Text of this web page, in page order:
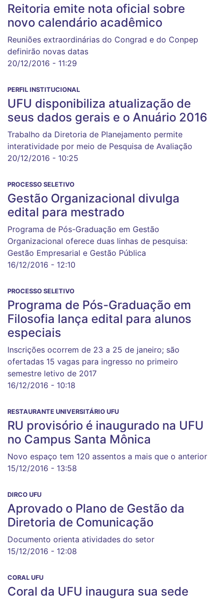
Reitoria emite nota oficial sobre
novo calendário acadêmico
Reuniões extraordinárias do Congrad e do Conpep
definirão novas datas
20/12/2016 - 11:29
PERFIL INSTITUCIONAL
UFU disponibiliza atualização de
seus dados gerais e o Anuário 2016
Trabalho da Diretoria de Planejamento permite
interatividade por meio de Pesquisa de Avaliação
20/12/2016 - 10:25
PROCESSO SELETIVO
Gestão Organizacional divulga
edital para mestrado
Programa de Pós-Graduação em Gestão
Organizacional oferece duas linhas de pesquisa:
Gestão Empresarial e Gestão Pública
16/12/2016 - 12:10
PROCESSO SELETIVO
Programa de Pós-Graduação em
Filosofia lança edital para alunos
especiais
Inscrições ocorrem de 23 a 25 de janeiro; são
ofertadas 15 vagas para ingresso no primeiro
semestre letivo de 2017
16/12/2016 - 10:18
RESTAURANTE UNIVERSITÁRIO UFU
RU provisório é inaugurado na UFU
no Campus Santa Mônica
Novo espaço tem 120 assentos a mais que o anterior
15/12/2016 - 13:58
DIRCO UFU
Aprovado o Plano de Gestão da
Diretoria de Comunicação
Documento orienta atividades do setor
15/12/2016 - 12:08
CORAL UFU
Coral da UFU inaugura sua sede